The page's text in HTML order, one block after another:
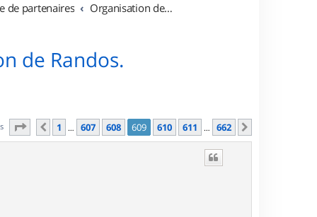
de partenaires Organisation de sorties en région Île de France
de Randos.
Page 609 sur662
Précédent
1 … 607 608 609 610 611 … 662